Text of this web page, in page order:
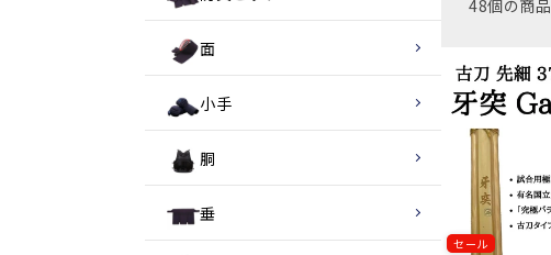
面
小手
胴
垂
48個の商品
セール